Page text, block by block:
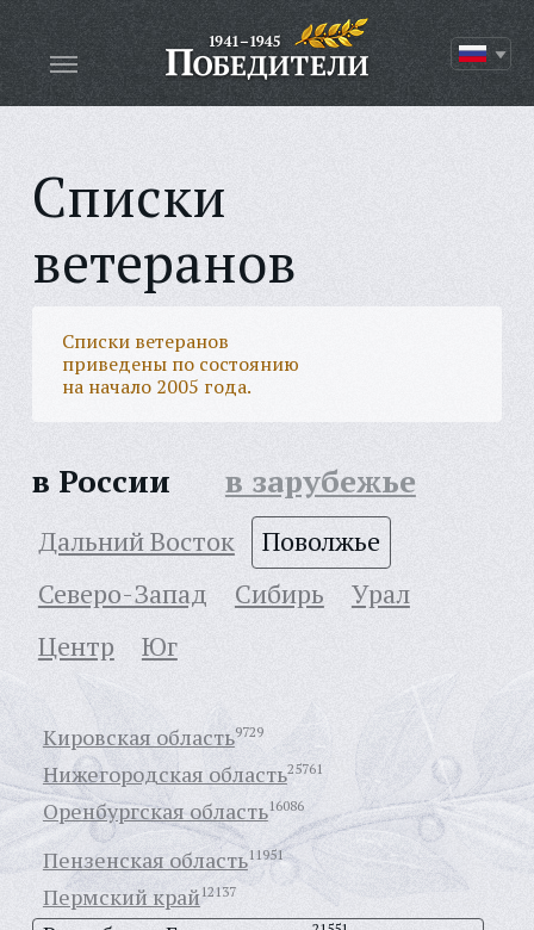
Списки
ветеранов
Списки ветеранов
приведены по состоянию
на начало 2005 года.
в России в зарубежье
Дальний Восток
Поволжье
Северо-Запад
Сибирь
Урал
Центр
Юг
Кировская область9729
Нижегородская область25761
Оренбургская область16086
Пензенская область11951
Пермский край 12137